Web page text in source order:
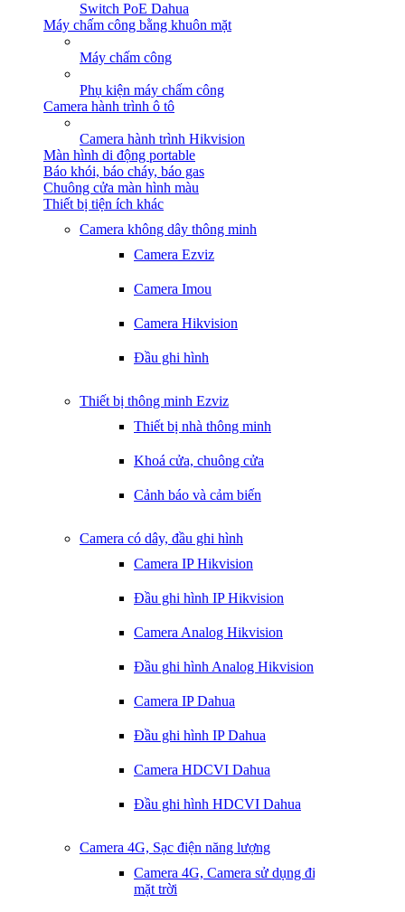
Switch PoE Dahua
Máy chấm công bằng khuôn mặt
Máy chấm công
Phụ kiện máy chấm công
Camera hành trình ô tô
Camera hành trình Hikvision
Màn hình di động portable
Báo khói, báo cháy, báo gas
Chuông cửa màn hình màu
Thiết bị tiện ích khác
Camera không dây thông minh
Camera Ezviz
Camera Imou
Camera Hikvision
Đầu ghi hình
Thiết bị thông minh Ezviz
Thiết bị nhà thông minh
Khoá cửa, chuông cửa
Cảnh báo và cảm biến
Camera có dây, đầu ghi hình
Camera IP Hikvision
Đầu ghi hình IP Hikvision
Camera Analog Hikvision
Đầu ghi hình Analog Hikvision
Camera IP Dahua
Đầu ghi hình IP Dahua
Camera HDCVI Dahua
Đầu ghi hình HDCVI Dahua
Camera 4G, Sạc điện năng lượng
Camera 4G, Camera sử dụng điện
mặt trời